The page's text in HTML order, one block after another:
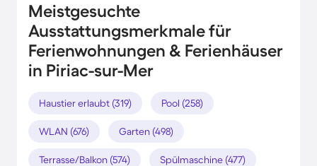
Meistgesuchte
Ausstattungsmerkmale für
Ferienwohnungen & Ferienhäuser
in Piriac-sur-Mer
Haustier erlaubt (319) Pool (258)
WLAN (676) Garten (498)
Terrasse/Balkon (574) Spülmaschine (477)